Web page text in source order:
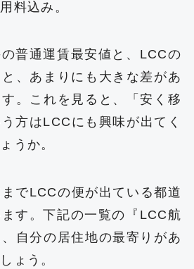
料込み。
普通運賃最安値と、LCCの
、あまりにも大きな差があ
。これを見ると、「安く移
方はLCCにも興味が出てく
うか。
でLCCの便が出ている都道
す。下記の一覧の『LCC航
自分の居住地の最寄りがあ
ょう。